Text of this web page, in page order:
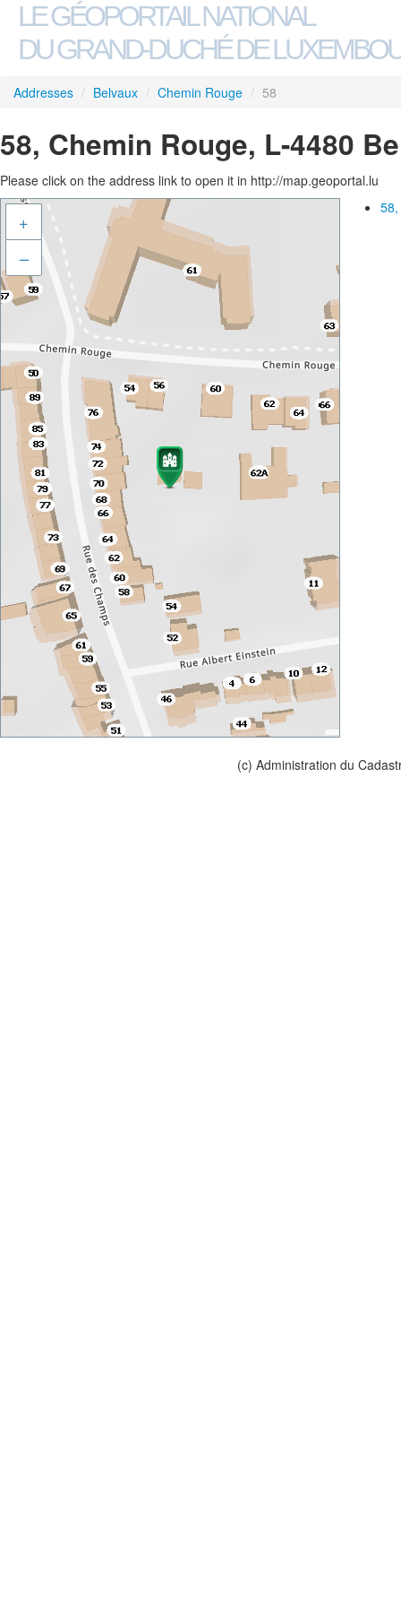
LE GÉOPORTAIL NATIONAL
DU GRAND-DUCHÉ DE
Addresses / Belvaux / Chemin Rouge / 58
58, Chemin Rouge, L-4480
Please click on the address link to open it in http://map.geoportal.lu
+
–
(c) Administration du